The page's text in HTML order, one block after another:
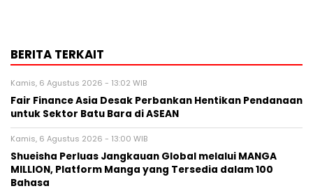
BERITA TERKAIT
Kamis, 6 Agustus 2026 - 13:02 WIB
Fair Finance Asia Desak Perbankan Hentikan Pendanaan
untuk Sektor Batu Bara di ASEAN
Kamis, 6 Agustus 2026 - 13:00 WIB
Shueisha Perluas Jangkauan Global melalui MANGA
MILLION, Platform Manga yang Tersedia dalam 100
Bahasa